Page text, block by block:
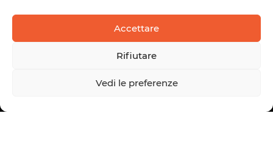
Accettare
Rifiutare
Vedi le preferenze